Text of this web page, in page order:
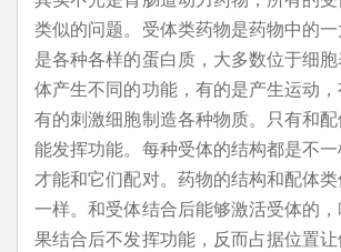
类似的问题。受体类药物是药物中的
是各种各样的蛋白质，大多数位于细
体产生不同的功能，有的是产生运动，
有的刺激细胞制造各种物质。只有和
能发挥功能。每种受体的结构都是不
才能和它们配对。药物的结构和配体
一样。和受体结合后能够激活受体的
果结合后不发挥功能，反而占据位置